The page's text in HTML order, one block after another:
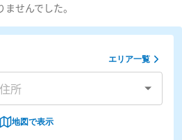
せんでした。
エリア一覧
地図で表示